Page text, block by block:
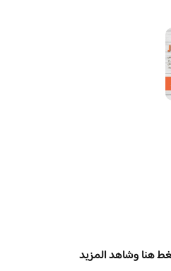
هنا وشاهد المزيد